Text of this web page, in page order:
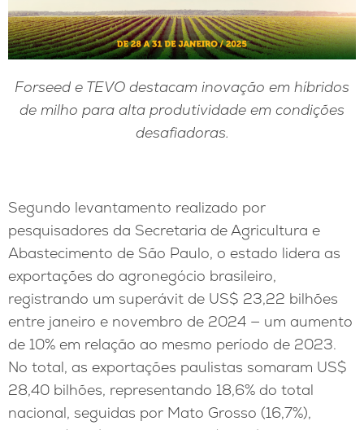
Forseed e TEVO destacam inovação em híbridos
de milho para alta produtividade em condições
desafiadoras.
Segundo levantamento realizado por
pesquisadores da Secretaria de Agricultura e
Abastecimento de São Paulo, o estado lidera as
exportações do agronegócio brasileiro,
registrando um superávit de US$ 23,22 bilhões
entre janeiro e novembro de 2024 — um aumento
de 10% em relação ao mesmo período de 2023.
No total, as exportações paulistas somaram US$
28,40 bilhões, representando 18,6% do total
nacional, seguidas por Mato Grosso (16,7%),